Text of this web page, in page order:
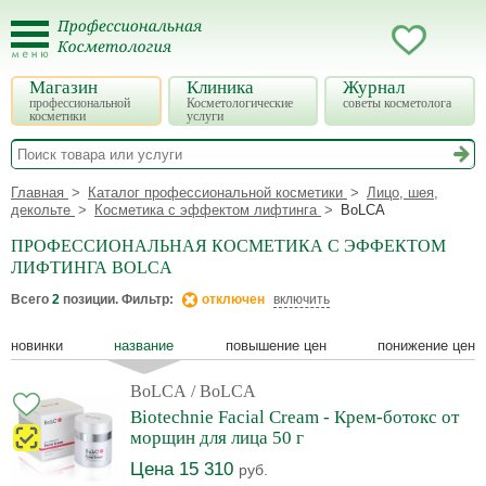
Магазин
профессиональной
косметики
Клиника
Косметологические
услуги
Журнал
советы косметолога
Главная Каталог профессиональной косметики
Лицо, шея,
декольте
Косметика с эффектом лифтинга BoLCA
ПРОФЕССИОНАЛЬНАЯ КОСМЕТИКА С ЭФФЕКТОМ
ЛИФТИНГА BOLCA
Всего 2 позиции. Фильтр: отключен включить
новинки название повышение цен понижение цен
BoLCA / BoLCA
Biotechnie Facial Cream - Крем-ботокс от
морщин для лица 50 г
Цена 15 310 руб.